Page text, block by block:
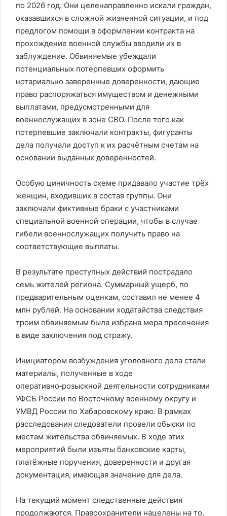
по 2026 год. Они целенаправленно искали граждан,
оказавшихся в сложной жизненной ситуации, и под
предлогом помощи в оформлении контракта на
прохождение военной службы вводили их в
заблуждение. Обвиняемые убеждали
потенциальных потерпевших оформить
нотариально заверенные доверенности, дающие
право распоряжаться имуществом и денежными
выплатами, предусмотренными для
военнослужащих в зоне СВО. После того как
потерпевшие заключали контракты, фигуранты
дела получали доступ к их расчётным счетам на
основании выданных доверенностей.
Особую циничность схеме придавало участие трёх
женщин, входивших в состав группы. Они
заключали фиктивные браки с участниками
специальной военной операции, чтобы в случае
гибели военнослужащих получить право на
соответствующие выплаты.
В результате преступных действий пострадало
семь жителей региона. Суммарный ущерб, по
предварительным оценкам, составил не менее 4
млн рублей. На основании ходатайства следствия
троим обвиняемым была избрана мера пресечения
в виде заключения под стражу.
Инициатором возбуждения уголовного дела стали
материалы, полученные в ходе
оперативно‑розыскной деятельности сотрудниками
УФСБ России по Восточному военному округу и
УМВД России по Хабаровскому краю. В рамках
расследования следователи провели обыски по
местам жительства обвиняемых. В ходе этих
мероприятий были изъяты банковские карты,
платёжные поручения, доверенности и другая
документация, имеющая значение для дела.
На текущий момент следственные действия
продолжаются. Правоохранители нацелены на то,